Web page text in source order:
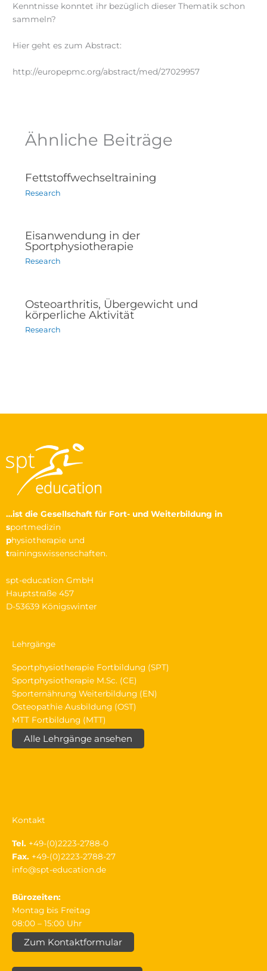
Kenntnisse konntet ihr bezüglich dieser Thematik schon
sammeln?
Hier geht es zum Abstract:
http://europepmc.org/abstract/med/27029957
Ähnliche Beiträge
Fettstoffwechseltraining
Research
Eisanwendung in der
Sportphysiotherapie
Research
Osteoarthritis, Übergewicht und
körperliche Aktivität
Research
…ist die Gesellschaft für Fort- und Weiterbildung in
sportmedizin
physiotherapie und
trainingswissenschaften.
spt-education GmbH
Hauptstraße 457
D-53639 Königswinter
Lehrgänge
Sportphysiotherapie Fortbildung (SPT)
Sportphysiotherapie M.Sc. (CE)
Sporternährung Weiterbildung (EN)
Osteopathie Ausbildung (OST)
MTT Fortbildung (MTT)
Alle Lehrgänge ansehen
Kontakt
Tel. +49-(0)2223-2788-0
Fax. +49-(0)2223-2788-27
info@spt-education.de
Bürozeiten:
Montag bis Freitag
08:00 – 15:00 Uhr
Zum Kontaktformular